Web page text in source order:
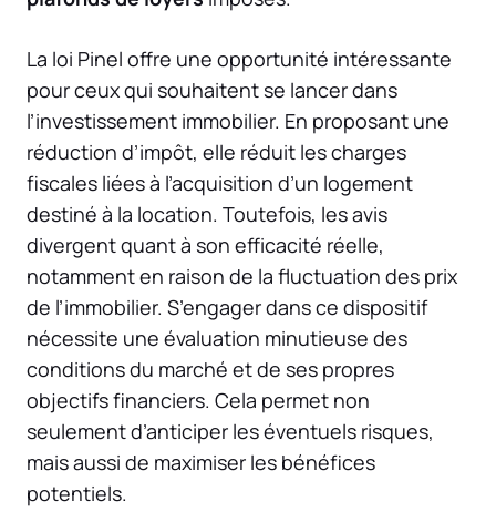
La loi Pinel offre une opportunité intéressante
pour ceux qui souhaitent se lancer dans
l’investissement immobilier. En proposant une
réduction d’impôt, elle réduit les charges
fiscales liées à l’acquisition d’un logement
destiné à la location. Toutefois, les avis
divergent quant à son efficacité réelle,
notamment en raison de la fluctuation des prix
de l’immobilier. S’engager dans ce dispositif
nécessite une évaluation minutieuse des
conditions du marché et de ses propres
objectifs financiers. Cela permet non
seulement d’anticiper les éventuels risques,
mais aussi de maximiser les bénéfices
potentiels.